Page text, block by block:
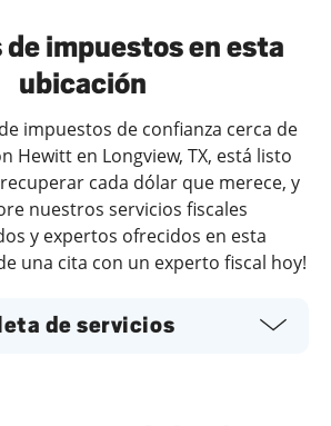
impuestos en esta
ubicación
impuestos de confianza cerca de
Hewitt en Longview, TX, está listo
cada dólar que merece, y
nuestros servicios fiscales
y expertos ofrecidos en esta
una cita con un experto fiscal hoy!
de servicios